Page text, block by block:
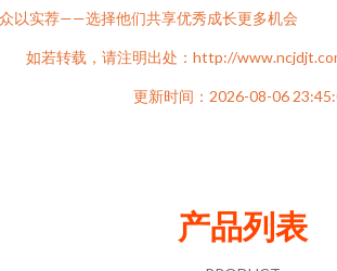
以实荐——选择他们共享优秀成长更多机会
如若转载，请注明出处：http://
更新时间：2026-08-06
产品列表